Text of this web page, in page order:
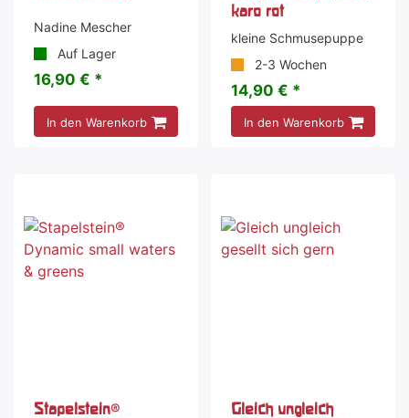
Nadine Mescher
Auf Lager
16,90 € *
In den Warenkorb
karo rot
kleine Schmusepuppe
2-3 Wochen
14,90 € *
In den Warenkorb
Stapelstein®
Gleich ungleich